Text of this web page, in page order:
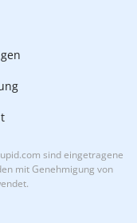
sind eingetragene
mit Genehmigung von